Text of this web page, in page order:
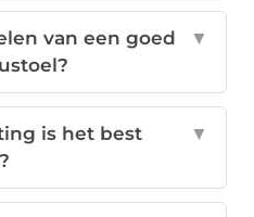
van een goed
▼
is het best
▼